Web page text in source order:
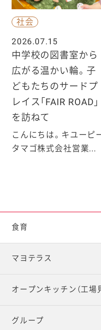
社会
2026.07.15
中学校の図書室から
広がる温かい輪。子
どもたちのサードプ
レイス「FAIR ROAD」
を訪ねて
こんにちは。キユーピ
タマゴ株式会社営業...
食育
マヨテラス
オープンキッチン（工場
グループ